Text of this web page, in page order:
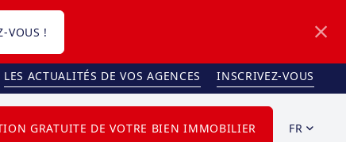
VOUS !
LES ACTUALITÉS DE VOS AGENCES INSCRIVEZ-VOUS
GRATUITE DE VOTRE BIEN IMMOBILIER FR